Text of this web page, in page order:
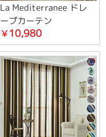
La Mediterranee ドレ
ープカーテン
￥10,980